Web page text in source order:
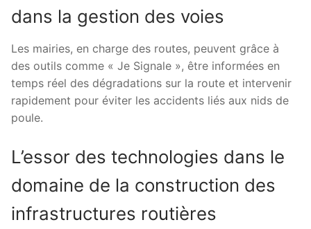
dans la gestion des voies
Les mairies, en charge des routes, peuvent grâce à
des outils comme « Je Signale », être informées en
temps réel des dégradations sur la route et intervenir
rapidement pour éviter les accidents liés aux nids de
poule.
L’essor des technologies dans le
domaine de la construction des
infrastructures routières